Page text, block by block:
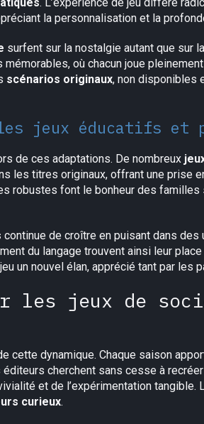
la personnalisation et la
surfent sur la nostalgie autant que sur
où chacun joue
scénarios originaux, non disponibles
jeux éducatifs et
de ces adaptations. De nombreux
les titres originaux, offrant une prise
robustes font le bonheur des
continue de croître en puisant dans des
du langage trouvent ainsi leur
un nouvel élan, apprécié tant par
les jeux de
cette dynamique. Chaque saison
cherchent sans cesse à
et de l’expérimentation
curieux.